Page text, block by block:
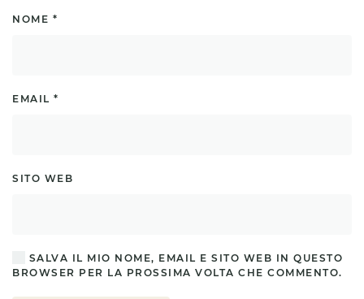
NOME *
EMAIL *
SITO WEB
SALVA IL MIO NOME, EMAIL E SITO WEB IN QUESTO
BROWSER PER LA PROSSIMA VOLTA CHE COMMENTO.